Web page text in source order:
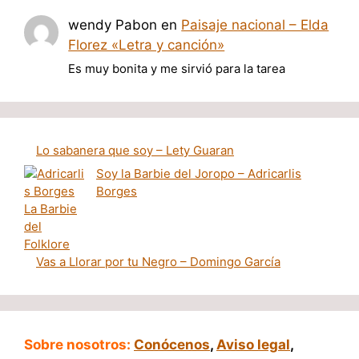
wendy Pabon en Paisaje nacional – Elda
Florez «Letra y canción»
Es muy bonita y me sirvió para la tarea
Lo sabanera que soy – Lety Guaran
Soy la Barbie del Joropo – Adricarlis
Borges
Vas a Llorar por tu Negro – Domingo García
Sobre nosotros: Conócenos, Aviso legal,